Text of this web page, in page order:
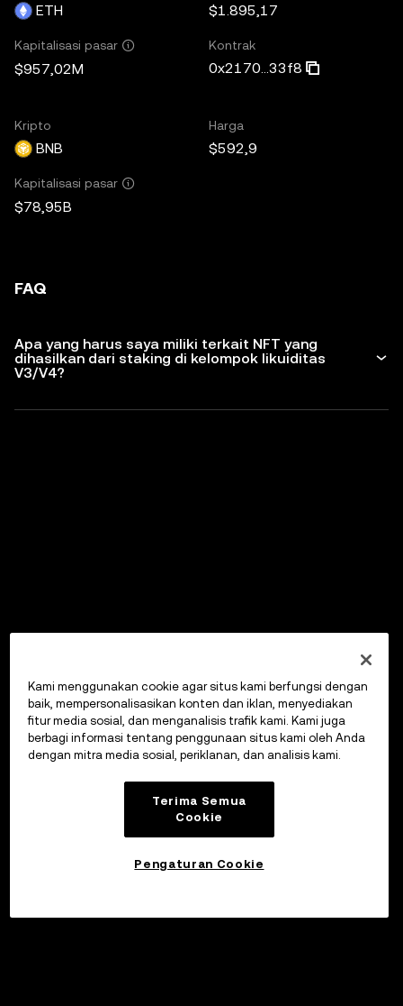
ETH $1.895,17
Kapitalisasi pasar
$957,02M
Kontrak
0x2170...33f8
Kripto
BNB
Harga
$592,9
Kapitalisasi pasar
$78,95B
FAQ
Apa yang harus saya miliki terkait NFT yang
dihasilkan dari staking di kelompok likuiditas
V3/V4?
Kami menggunakan cookie agar situs kami berfungsi dengan
baik, mempersonalisasikan konten dan iklan, menyediakan
fitur media sosial, dan menganalisis trafik kami. Kami juga
berbagi informasi tentang penggunaan situs kami oleh Anda
dengan mitra media sosial, periklanan, dan analisis kami.
Terima Semua
Cookie
Pengaturan Cookie